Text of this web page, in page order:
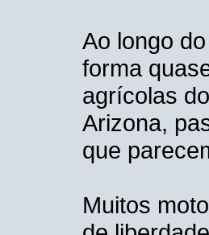
Ao longo
forma
agrícolas
Arizona,
que
Muitos